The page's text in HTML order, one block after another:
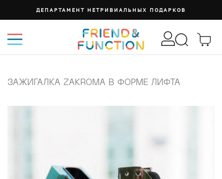
ДЕПАРТАМЕНТ НЕТРИВИАЛЬНЫХ ПОДАРКОВ
ЗАЖИГАЛКА ZAKROMA В ФОРМЕ ЛИФТА